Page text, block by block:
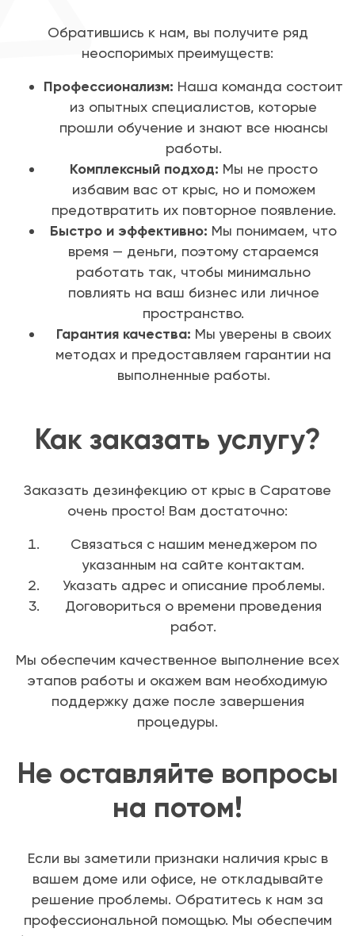
Обратившись к нам, вы получите ряд
неоспоримых преимуществ:
Профессионализм: Наша команда состоит
из опытных специалистов, которые
прошли обучение и знают все нюансы
работы.
Комплексный подход: Мы не просто
избавим вас от крыс, но и поможем
предотвратить их повторное появление.
Быстро и эффективно: Мы понимаем, что
время — деньги, поэтому стараемся
работать так, чтобы минимально
повлиять на ваш бизнес или личное
пространство.
Гарантия качества: Мы уверены в своих
методах и предоставляем гарантии на
выполненные работы.
Как заказать услугу?
Заказать дезинфекцию от крыс в Саратове
очень просто! Вам достаточно:
Связаться с нашим менеджером по
указанным на сайте контактам.
Указать адрес и описание проблемы.
Договориться о времени проведения
работ.
Мы обеспечим качественное выполнение всех
этапов работы и окажем вам необходимую
поддержку даже после завершения
процедуры.
Не оставляйте вопросы
на потом!
Если вы заметили признаки наличия крыс в
вашем доме или офисе, не откладывайте
решение проблемы. Обратитесь к нам за
профессиональной помощью. Мы обеспечим